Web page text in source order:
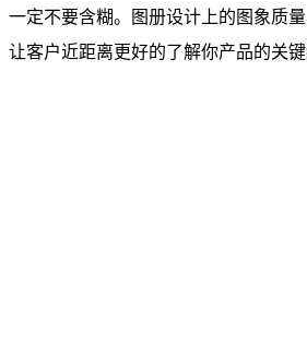
一定不要含糊。图册设计上的图象质
让客户近距离更好的了解你产品的关键